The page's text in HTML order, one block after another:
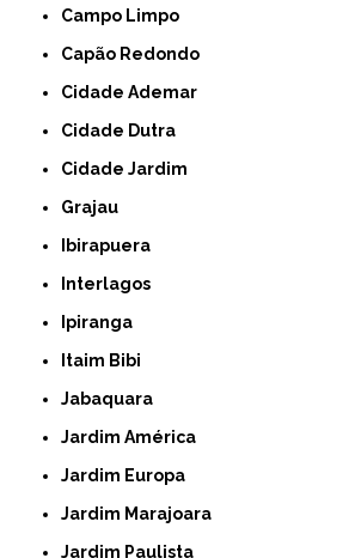
Campo Limpo
Capão Redondo
Cidade Ademar
Cidade Dutra
Cidade Jardim
Grajau
Ibirapuera
Interlagos
Ipiranga
Itaim Bibi
Jabaquara
Jardim América
Jardim Europa
Jardim Marajoara
Jardim Paulista